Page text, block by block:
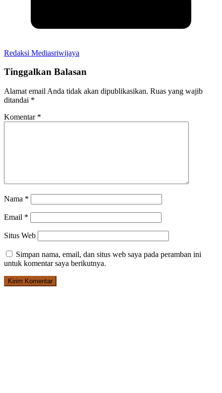
Redaksi Mediasriwijaya
Tinggalkan Balasan
Alamat email Anda tidak akan dipublikasikan. Ruas yang wajib
ditandai *
Komentar *
Nama *
Email *
Situs Web
Simpan nama, email, dan situs web saya pada peramban ini
untuk komentar saya berikutnya.